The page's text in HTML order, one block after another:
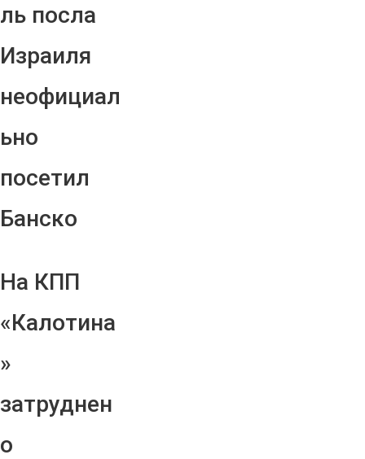
ль посла
Израиля
неофициал
ьно
посетил
Банско
На КПП
«Калотина
»
затруднен
о